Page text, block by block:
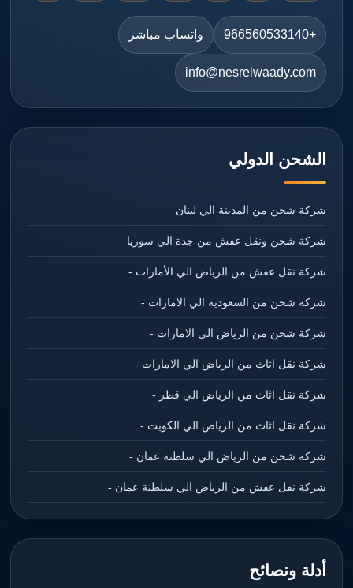
+966560533140 واتساب مباشر
info@nesrelwaady.com
الشحن الدولي
شركة شحن من المدينة الي لبنان
شركة شحن ونقل عفش من جدة الي سوريا -
شركة نقل عفش من الرياض الي الأمارات -
شركة شحن من السعودية الي الامارات -
شركة شحن من الرياض الي الامارات -
شركة نقل اثاث من الرياض الي الامارات -
شركة نقل اثاث من الرياض الي قطر -
شركة نقل اثاث من الرياض الي الكويت -
شركة شحن من الرياض الي سلطنة عمان -
شركة نقل عفش من الرياض الي سلطنة عمان -
أدلة ونصائح